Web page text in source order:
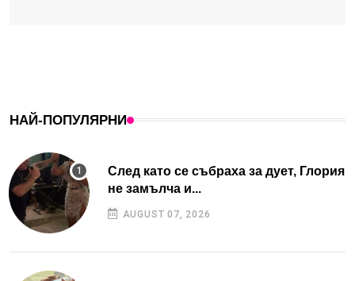
НАЙ-ПОПУЛЯРНИ
След като се събраха за дует, Глория
не замълча и...
AUGUST 07, 2026